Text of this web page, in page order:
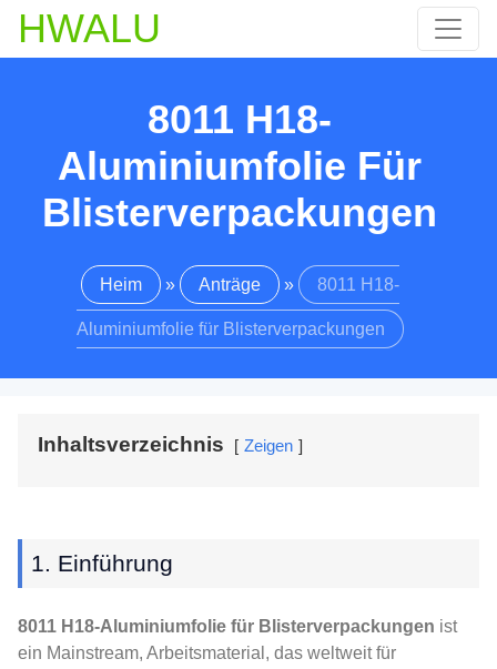
HWALU
8011 H18-
Aluminiumfolie Für
Blisterverpackungen
Heim » Anträge » 8011 H18-
Aluminiumfolie für Blisterverpackungen
Inhaltsverzeichnis Zeigen
1. Einführung
8011 H18-Aluminiumfolie für Blisterverpackungen ist
ein Mainstream, Arbeitsmaterial, das weltweit für